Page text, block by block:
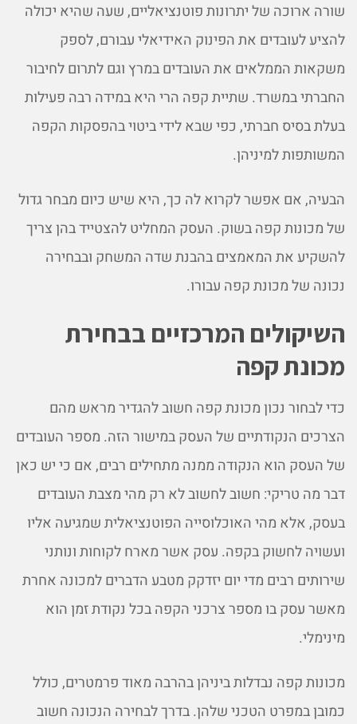
שורה ארוכה של יתרונות פוטנציאליים, שעה שהיא יכולה
להציע לעובדים את הפינוק האידיאלי עבורם, לספק
משקאות הממלאים את העובדים במרץ וגם לתרום לחיבור
החברתי במשרד. שתיית קפה הרי היא במידה רבה פעילות
בעלת בסיס חברתי, כפי שבא לידי ביטוי בהפסקות הקפה
המשותפות למיניהן.
הבעיה, אם אפשר לקרוא לה כך, היא שיש כיום מבחר גדול
של מכונות קפה בשוק. העסק המחליט להצטייד בהן צריך
להשקיע את המאמצים בהבנת שדה המשחק ובבחירה
נכונה של מכונת קפה עבורו.
השיקולים המרכזיים בבחירת
מכונת קפה
כדי לבחור נכון מכונת קפה חשוב להגדיר מראש מהם
הצרכים הנקודתיים של העסק במישור הזה. מספר העובדים
של העסק הוא הנקודה ממנה מתחילים רבים, אם כי יש כאן
דבר מה טריקי: חשוב לחשוב לא רק מהי מצבת העובדים
בעסק, אלא מהי האוכלוסייה הפוטנציאלית שמגיעה אליו
ועשויה לחשוק בקפה. עסק אשר מארח לקוחות ונותני
שירותים רבים מדי יום יזדקק מטבע הדברים למכונה אחרת
מאשר עסק בו מספר צרכני הקפה בכל נקודת זמן הוא
מינימלי.
מכונות קפה נבדלות ביניהן בהרבה מאוד פרמטרים, כולל
כמובן במפרט הטכני שלהן. בדרך לבחירה הנכונה חשוב